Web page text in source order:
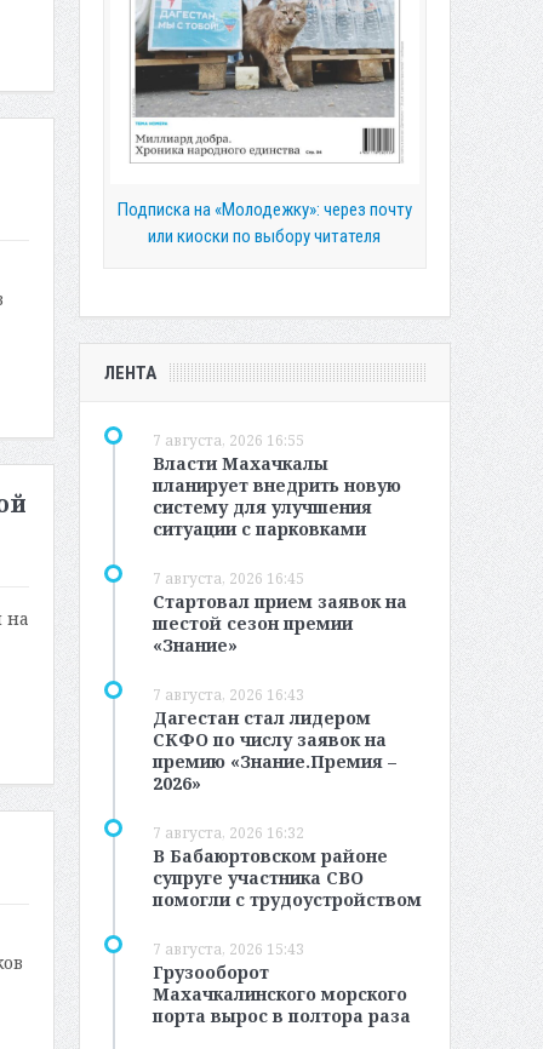
на
Подписка на «Молодежку»: через почту
или киоски по выбору читателя
ЛЕНТА
7 августа, 2026 16:55
Власти Махачкалы
планирует внедрить новую
систему для улучшения
ситуации с парковками
7 августа, 2026 16:45
Стартовал прием заявок на
шестой сезон премии
«Знание»
7 августа, 2026 16:43
Дагестан стал лидером
СКФО по числу заявок на
премию «Знание.Премия –
2026»
7 августа, 2026 16:32
В Бабаюртовском районе
супруге участника СВО
помогли с трудоустройством
7 августа, 2026 15:43
Грузооборот
Махачкалинского морского
порта вырос в полтора раза